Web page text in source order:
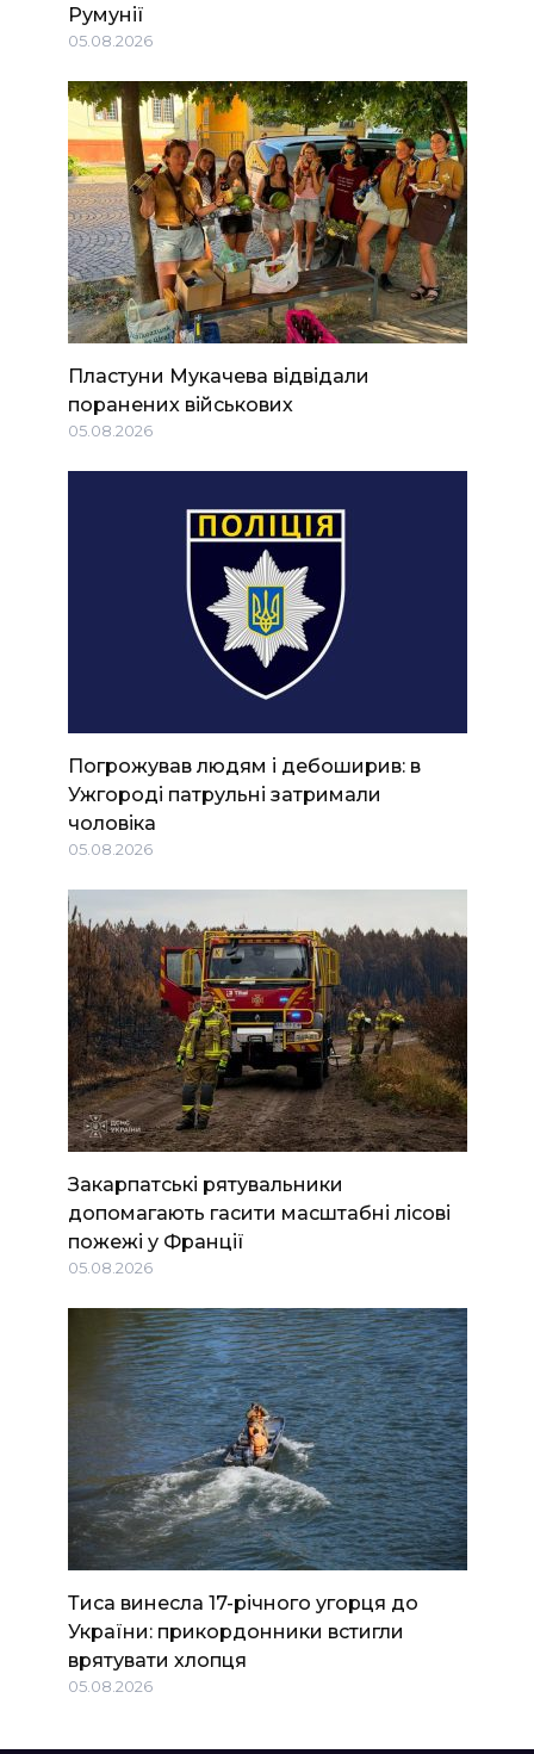
Румунії
05.08.2026
Пластуни Мукачева відвідали
поранених військових
05.08.2026
Погрожував людям і дебоширив: в
Ужгороді патрульні затримали
чоловіка
05.08.2026
Закарпатські рятувальники
допомагають гасити масштабні лісові
пожежі у Франції
05.08.2026
Тиса винесла 17-річного угорця до
України: прикордонники встигли
врятувати хлопця
05.08.2026